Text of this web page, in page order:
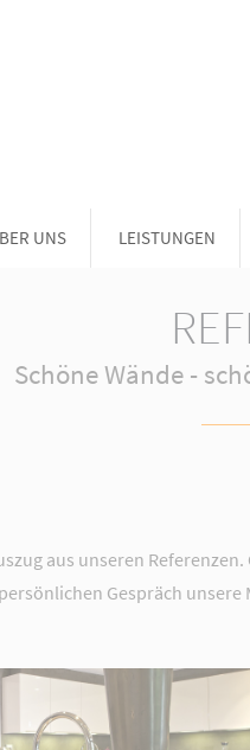
UNS LEISTUNGEN
Schöne Wände -
aus unseren
persönlichen Gespräch